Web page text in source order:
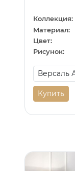
Коллекция:
Материал:
Цвет:
Рисунок:
Купить